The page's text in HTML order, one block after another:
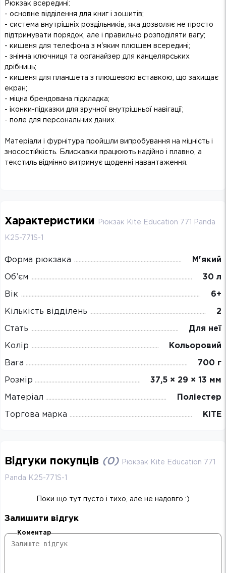
Рюкзак всередині:
- основне відділення для книг і зошитів;
- система внутрішніх роздільників, яка дозволяє не просто
підтримувати порядок, але і правильно розподіляти вагу;
- кишеня для телефона з м'яким плюшем всередині;
- знімна ключниця та органайзер для канцелярських
дрібниць;
- кишеня для планшета з плюшевою вставкою, що захищає
екран;
- міцна брендована підкладка;
- іконки-підказки для зручної внутрішньої навігації;
- поле для персональних даних.
Матеріали і фурнітура пройшли випробування на міцність і
зносостійкість. Блискавки працюють надійно і плавно, а
текстиль відмінно витримує щоденні навантаження.
Характеристики Рюкзак Kite Education 771 Panda
K25-771S-1
Форма рюкзака М'який
Об’єм 30 л
Вік 6+
Кількість відділень 2
Стать Для неї
Колір Кольоровий
Вага 700 г
Розмір 37,5 × 29 × 13 мм
Матеріал Поліестер
Торгова марка KITE
Відгуки покупців (0) Рюкзак Kite Education 771
Panda K25-771S-1
Поки що тут пусто і тихо, але не надовго :)
Залишити відгук
Коментар